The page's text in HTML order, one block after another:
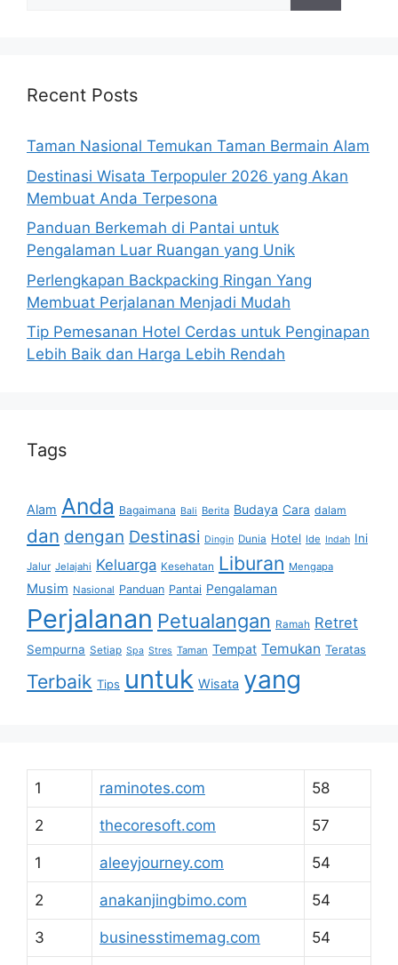
Recent Posts
Taman Nasional Temukan Taman Bermain Alam
Destinasi Wisata Terpopuler 2026 yang Akan
Membuat Anda Terpesona
Panduan Berkemah di Pantai untuk
Pengalaman Luar Ruangan yang Unik
Perlengkapan Backpacking Ringan Yang
Membuat Perjalanan Menjadi Mudah
Tip Pemesanan Hotel Cerdas untuk Penginapan
Lebih Baik dan Harga Lebih Rendah
Tags
Alam Anda Bagaimana Bali Berita Budaya Cara dalam
dan dengan Destinasi Dingin Dunia Hotel Ide Indah Ini
Jalur Jelajahi Keluarga Kesehatan Liburan Mengapa
Musim Nasional Panduan Pantai Pengalaman
Perjalanan Petualangan Ramah Retret
Sempurna Setiap Spa Stres Taman Tempat Temukan Teratas
Terbaik Tips untuk Wisata yang
1 raminotes.com 58
2 thecoresoft.com 57
1 aleeyjourney.com 54
2 anakanjingbimo.com 54
3 businesstimemag.com 54